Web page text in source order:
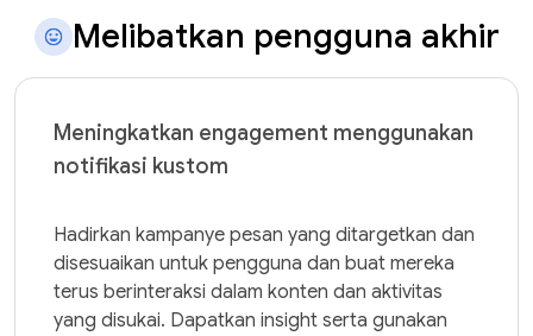
Melibatkan pengguna akhir
Meningkatkan engagement menggunakan
notifikasi kustom
Hadirkan kampanye pesan yang ditargetkan dan
disesuaikan untuk pengguna dan buat mereka
terus berinteraksi dalam konten dan aktivitas
yang disukai. Dapatkan insight serta gunakan